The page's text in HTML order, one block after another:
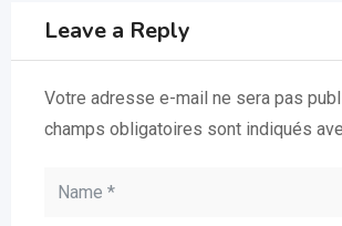
Leave a Reply
Votre adresse e-mail ne sera pas
champs obligatoires sont indiqués